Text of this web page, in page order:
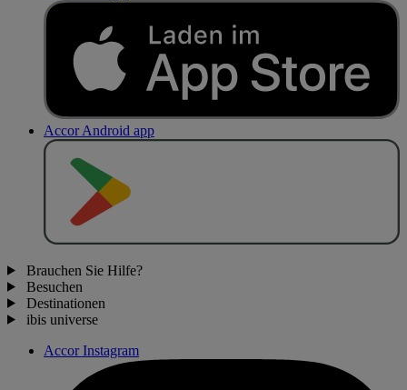
Accor Android app
Brauchen Sie Hilfe?
Besuchen
Destinationen
ibis universe
Accor Instagram